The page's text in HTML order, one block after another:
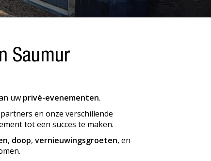
Saumur
uw privé-evenementen.
en onze verschillende
tot een succes te maken.
, doop, vernieuwingsgroeten, en